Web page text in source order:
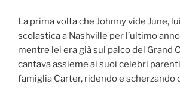
La prima volta che Johnny vide June,
scolastica a Nashville per l’ultimo
mentre lei era già sul palco del Grand
cantava assieme ai suoi celebri
famiglia Carter, ridendo e scherzando